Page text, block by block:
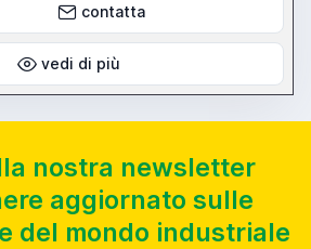
contatta
vedi di più
nostra newsletter
aggiornato sulle
del mondo industriale